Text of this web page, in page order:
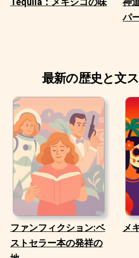
パ
最新の歴史と文
ファンフィクション:ベ
ストセラー本の発祥の
メ